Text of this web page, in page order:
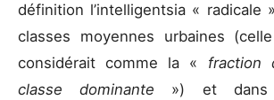
définition l’intelligentsia « radicale
classes moyennes urbaines
considérait comme la « fraction
classe dominante ») et dans